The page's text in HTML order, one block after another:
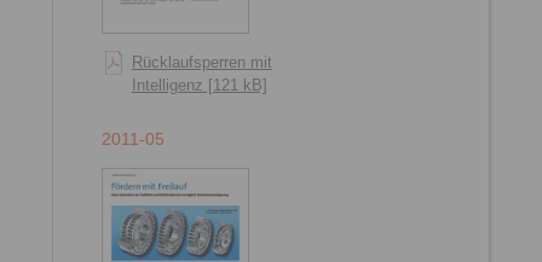
Rücklaufsperren mit
Intelligenz [121 kB]
2011-05